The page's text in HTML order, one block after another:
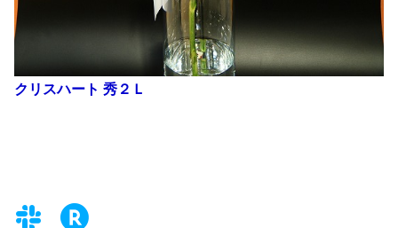
クリスハート 秀２Ｌ